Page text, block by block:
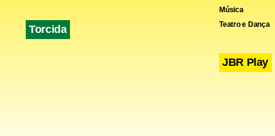
Torcida
Música
Teatro e Dança
JBR Play